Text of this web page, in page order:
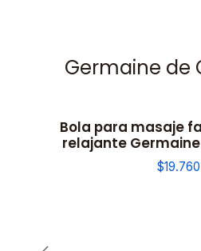
Germaine de
Bola para masaje
relajante
$19.760